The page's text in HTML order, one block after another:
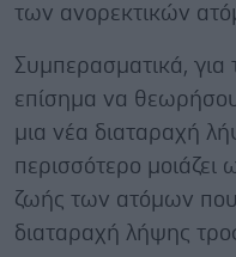
των ανορεκτικών
Συμπερασματικά,
επίσημα να
μια νέα διαταραχή
περισσότερο
ζωής των ατόμων
διαταραχή λήψης